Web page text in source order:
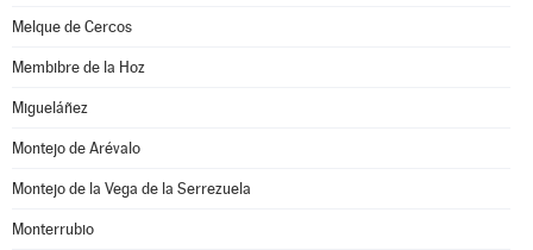
Melque de Cercos
Membibre de la Hoz
Migueláñez
Montejo de Arévalo
Montejo de la Vega de la Serrezuela
Monterrubio